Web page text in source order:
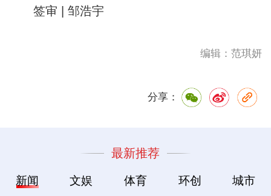
签审 | 邹浩宇
编辑：范琪妍
分享：
最新推荐
新闻 文娱 体育 环创 城市